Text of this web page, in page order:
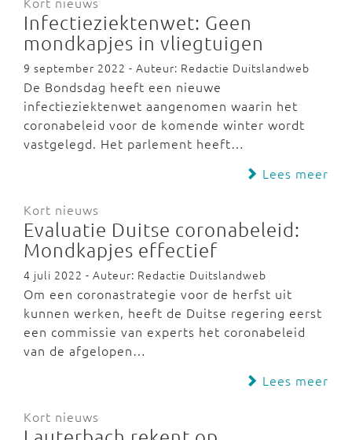
Infectieziektenwet: Geen
mondkapjes in vliegtuigen
9 september 2022 - Auteur: Redactie Duitslandweb
De Bondsdag heeft een nieuwe
infectieziektenwet aangenomen waarin het
coronabeleid voor de komende winter wordt
vastgelegd. Het parlement heeft…
Lees meer
Kort nieuws
Evaluatie Duitse coronabeleid:
Mondkapjes effectief
4 juli 2022 - Auteur: Redactie Duitslandweb
Om een coronastrategie voor de herfst uit
kunnen werken, heeft de Duitse regering eerst
een commissie van experts het coronabeleid
van de afgelopen…
Lees meer
Kort nieuws